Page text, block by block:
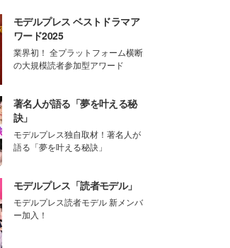
モデルプレス ベストドラマア
ワード2025
業界初！ 全プラットフォーム横断
の大規模読者参加型アワード
著名人が語る「夢を叶える秘
訣」
モデルプレス独自取材！著名人が
語る「夢を叶える秘訣」
モデルプレス「読者モデル」
モデルプレス読者モデル 新メンバ
ー加入！